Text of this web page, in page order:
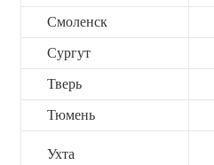
Смоленск
Сургут
Тверь
Тюмень
Ухта